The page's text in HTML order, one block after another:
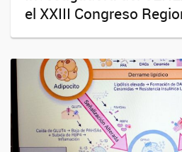
el XXIII Congreso